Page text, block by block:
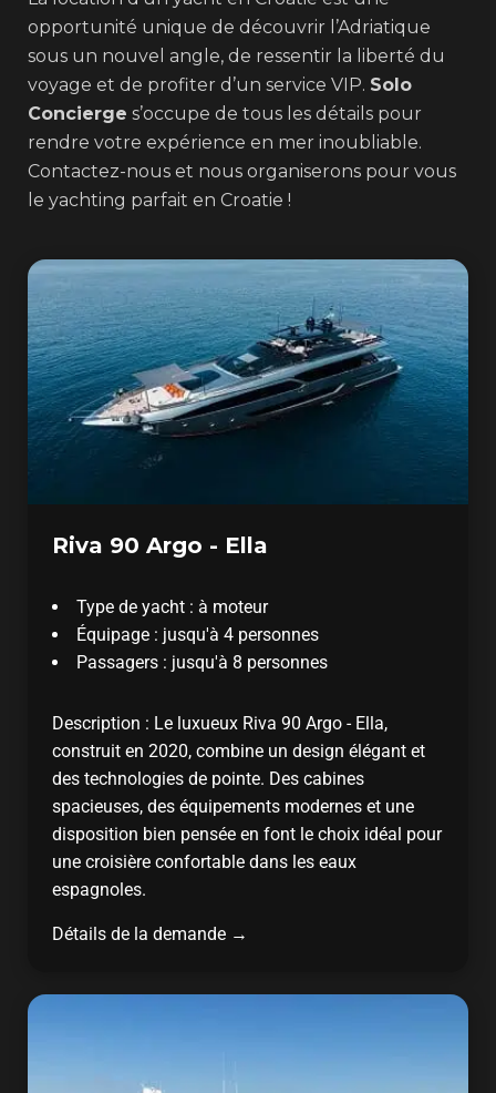
opportunité unique de découvrir l’Adriatique
sous un nouvel angle, de ressentir la liberté du
voyage et de profiter d’un service VIP. Solo
Concierge s’occupe de tous les détails pour
rendre votre expérience en mer inoubliable.
Contactez-nous et nous organiserons pour vous
le yachting parfait en Croatie !
Riva 90 Argo - Ella
Type de yacht : à moteur
Équipage : jusqu'à 4 personnes
Passagers : jusqu'à 8 personnes
Description : Le luxueux Riva 90 Argo - Ella,
construit en 2020, combine un design élégant et
des technologies de pointe. Des cabines
spacieuses, des équipements modernes et une
disposition bien pensée en font le choix idéal pour
une croisière confortable dans les eaux
espagnoles.
Détails de la demande →